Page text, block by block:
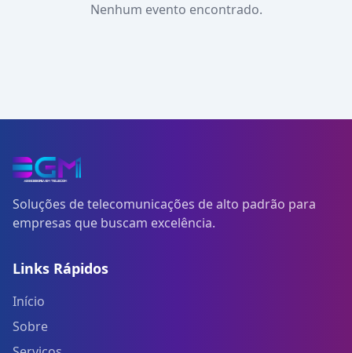
Nenhum evento encontrado.
Soluções de telecomunicações de alto padrão para
empresas que buscam excelência.
Links Rápidos
Início
Sobre